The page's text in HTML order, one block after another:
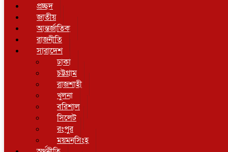
প্রচ্ছদ
জাতীয়
আন্তর্জাতিক
রাজনীতি
সারাদেশ
ঢাকা
চট্টগ্রাম
রাজশাহী
খুলনা
বরিশাল
সিলেট
রংপুর
ময়মনসিংহ